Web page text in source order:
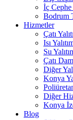
İç
Bodrum
Hizmetler
Çatı
Isı
Su
Çatı
Diğer
Konya
Diğer
Konya
Blog